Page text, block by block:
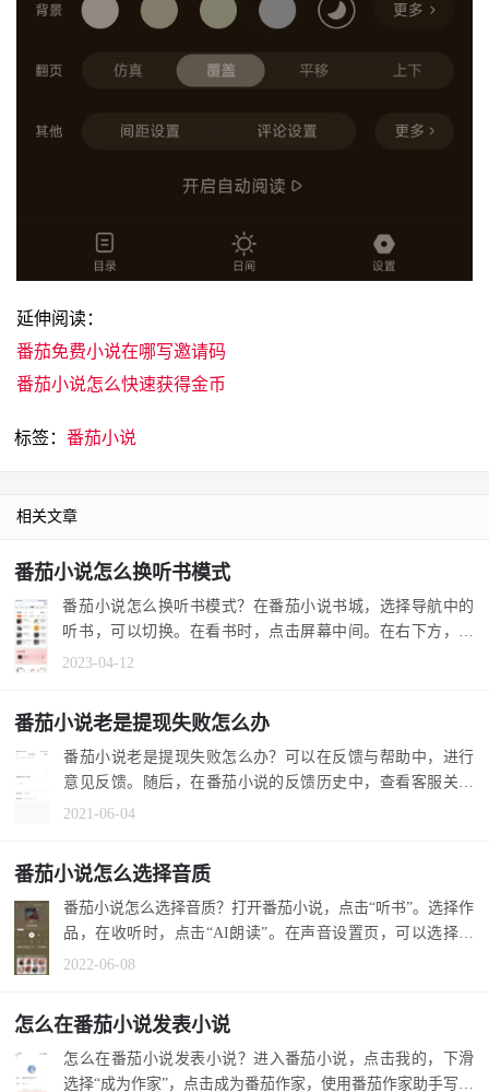
延伸阅读：
番茄免费小说在哪写邀请码
番茄小说怎么快速获得金币
标签：番茄小说
相关文章
番茄小说怎么换听书模式
番茄小说怎么换听书模式？在番茄小说书城，选择导航中的
听书，可以切换。在看书时，点击屏幕中间。在右下方，点
击听，切换成...
2023-04-12
番茄小说老是提现失败怎么办
番茄小说老是提现失败怎么办？可以在反馈与帮助中，进行
意见反馈。随后，在番茄小说的反馈历史中，查看客服关于
提现失败的回...
2021-06-04
番茄小说怎么选择音质
番茄小说怎么选择音质？打开番茄小说，点击“听书”。选择作
品，在收听时，点击“AI朗读”。在声音设置页，可以选择其
他音质。 1....
2022-06-08
怎么在番茄小说发表小说
怎么在番茄小说发表小说？进入番茄小说，点击我的，下滑
选择“成为作家”，点击成为番茄作家，使用番茄作家助手写小